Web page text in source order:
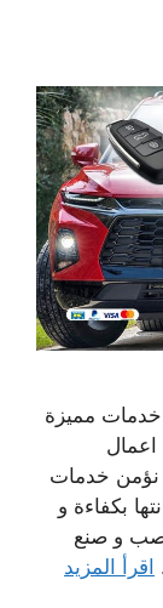
خدمات مميزة
اعمال
نؤمن خدمات
بكفاءة و
صب و صنع
اقرأ المزيد